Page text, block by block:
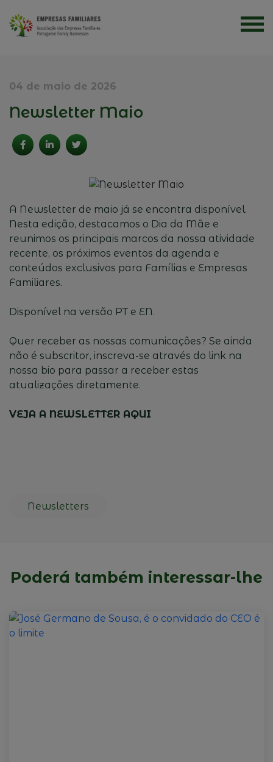
04 de maio de 2026
Newsletter Maio
A Newsletter de maio já se encontra disponível.
Nesta edição, destacamos o Dia da Mãe e
reunimos os principais marcos da nossa atividade
recente, os próximos eventos da agenda e
conteúdos exclusivos para Famílias e Empresas
Familiares.
Disponível na versão PT e EN.
Quer receber as nossas comunicações? Se ainda
não é subscritor, inscreva-se através do link na
nossa bio para passar a receber estas
atualizações diretamente.
VEJA A NEWSLETTER AQUI
Newsletters
Poderá também interessar-lhe